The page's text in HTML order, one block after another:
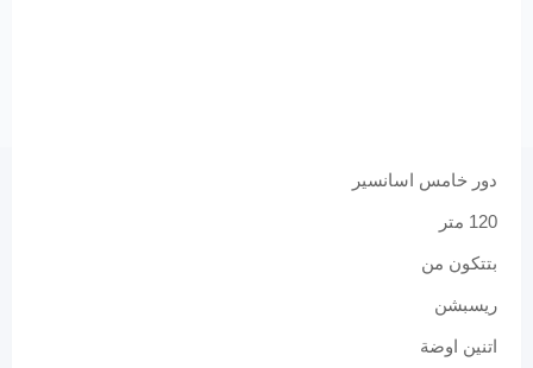
دور خامس اسانسير
120 متر
بتتكون من
ريسبشن
اتنين اوضة